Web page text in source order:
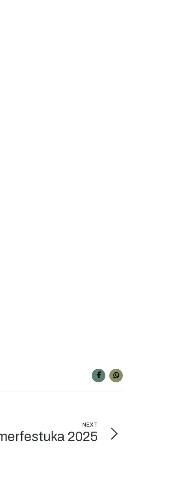
NEXT
2025